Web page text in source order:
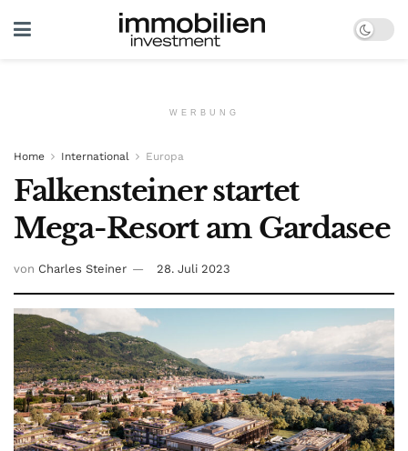
WERBUNG
Home International Europa
Falkensteiner startet
Mega-Resort am Gardasee
von Charles Steiner 28. Juli 2023